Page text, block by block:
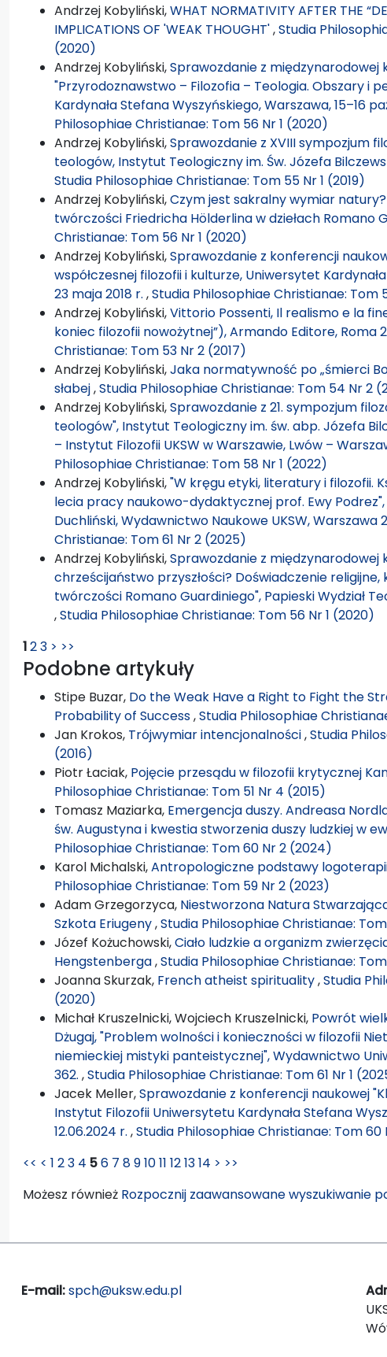
Andrzej Kobyliński,WHAT NORMATIVITY AFTER THE
IMPLICATIONS OF 'WEAK THOUGHT',Studia
(2020)
Andrzej Kobyliński,Sprawozdanie z międzynarodowej
"Przyrodoznawstwo – Filozofia – Teologia. Obszary i
Kardynała Stefana Wyszyńskiego, Warszawa, 15–16
Philosophiae Christianae: Tom 56 Nr 1 (2020)
Andrzej Kobyliński,Sprawozdanie z XVIII sympozjum
teologów, Instytut Teologiczny im. Św. Józefa
Studia Philosophiae Christianae: Tom 55 Nr 1 (2019)
Andrzej Kobyliński,Czym jest sakralny wymiar
twórczości Friedricha Hölderlina w dziełach Romano
Christianae: Tom 56 Nr 1 (2020)
Andrzej Kobyliński,Sprawozdanie z konferencji
współczesnej filozofii i kulturze, Uniwersytet
23 maja 2018 r. ,Studia Philosophiae Christianae: Tom
Andrzej Kobyliński,Vittorio Possenti, Il realismo e la
koniec filozofii nowożytnej”), Armando Editore, Roma
Christianae: Tom 53 Nr 2 (2017)
Andrzej Kobyliński,Jaka normatywność po „śmierci
słabej,Studia Philosophiae Christianae: Tom 54 Nr 2
Andrzej Kobyliński,Sprawozdanie z 21. sympozjum
teologów", Instytut Teologiczny im. św. abp. Józefa
– Instytut Filozofii UKSW w Warszawie, Lwów –
Philosophiae Christianae: Tom 58 Nr 1 (2022)
Andrzej Kobyliński,"W kręgu etyki, literatury i filozofii.
lecia pracy naukowo-dydaktycznej prof. Ewy Podrez",
Duchliński, Wydawnictwo Naukowe UKSW, Warszawa
Christianae: Tom 61 Nr 2 (2025)
Andrzej Kobyliński,Sprawozdanie z międzynarodowej
chrześcijaństwo przyszłości? Doświadczenie
twórczości Romano Guardiniego", Papieski Wydział
,Studia Philosophiae Christianae: Tom 56 Nr 1 (2020)
123 > >>
Podobne artykuły
Stipe Buzar, Do the Weak Have a Right to Fight the
Probability of Success,Studia Philosophiae
Jan Krokos, Trójwymiar intencjonalności,Studia
(2016)
Piotr Łaciak, Pojęcie przesądu w filozofii krytycznej
Philosophiae Christianae: Tom 51 Nr 4 (2015)
Tomasz Maziarka, Emergencja duszy. Andreasa
św. Augustyna i kwestia stworzenia duszy ludzkiej w
Philosophiae Christianae: Tom 60 Nr 2 (2024)
Karol Michalski,Antropologiczne podstawy
Philosophiae Christianae: Tom 59 Nr 2 (2023)
Adam Grzegorzyca, Niestworzona Natura
Szkota Eriugeny,Studia Philosophiae Christianae:
Józef Kożuchowski,Ciało ludzkie a organizm
Hengstenberga,Studia Philosophiae Christianae:
Joanna Skurzak, French atheist spirituality,Studia
(2020)
Michał Kruszelnicki, Wojciech Kruszelnicki, Powrót
Dżugaj, "Problem wolności i konieczności w filozofii
niemieckiej mistyki panteistycznej", Wydawnictwo
362. ,Studia Philosophiae Christianae: Tom 61 Nr 1
Jacek Meller,Sprawozdanie z konferencji naukowej
Instytut Filozofii Uniwersytetu Kardynała Stefana
12.06.2024 r. ,Studia Philosophiae Christianae: Tom 60
<< < 1 23 4 56 7 891011 121314 > >>
Możesz również Rozpocznij zaawansowane wyszukiwanie
E-mail:spch@uksw.edu.pl